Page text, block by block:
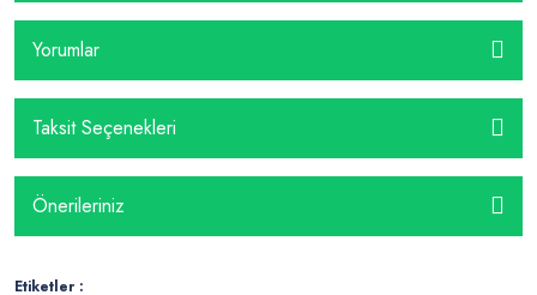
Yorumlar
Taksit Seçenekleri
Önerileriniz
Etiketler :